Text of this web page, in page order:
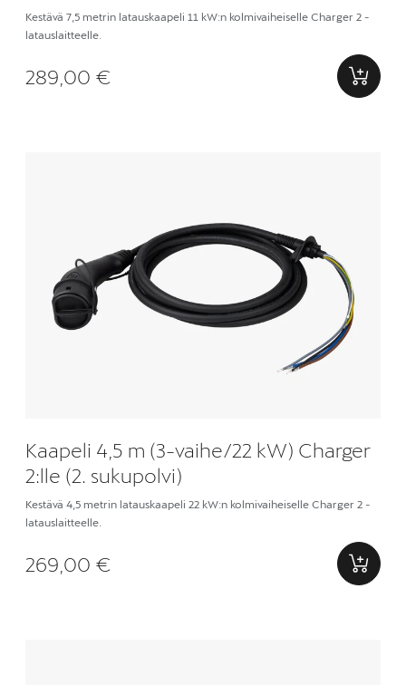
Kestävä 7,5 metrin latauskaapeli 11 kW:n kolmivaiheiselle Charger 2 -
latauslaitteelle.
289,00 €
Kaapeli 4,5 m (3-vaihe/22 kW) Charger
2:lle (2. sukupolvi)
Kestävä 4,5 metrin latauskaapeli 22 kW:n kolmivaiheiselle Charger 2 -
latauslaitteelle.
269,00 €